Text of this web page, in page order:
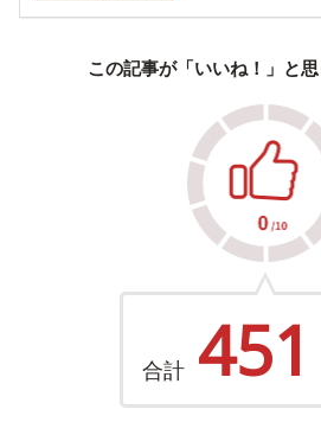
この記事が「いいね！」と
合計 451